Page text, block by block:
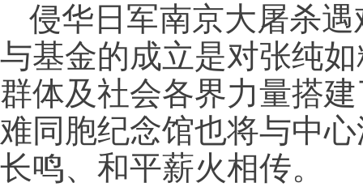
侵华日军南京大屠杀
与基金的成立是对张纯
群体及社会各界力量搭
难同胞纪念馆也将与中
长鸣、和平薪火相传。